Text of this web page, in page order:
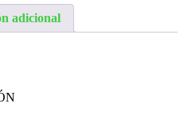
adicional